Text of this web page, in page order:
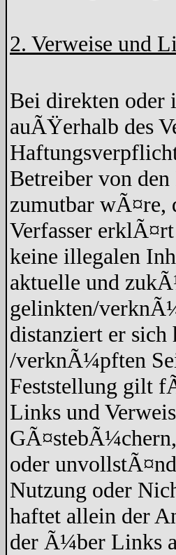
2. Verweise und
Bei direkten oder
auÃŸerhalb des
Betreiber von
zumutbar wÃ¤re,
Verfasser
keine illegalen
aktuelle und
gelinkten/
distanziert er
/verknÃ¼pften
Feststellung gilt
Links und
oder
Nutzung oder
haftet allein der
der Ã¼ber Links